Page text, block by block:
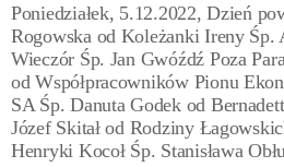
Poniedziałek, 5.12.2022, Dzień
Rogowska od Koleżanki Ireny
Wieczór Śp. Jan Gwóźdź Poza
od Współpracowników Pionu
SA Śp. Danuta Godek od
Józef Skitał od Rodziny
Henryki Kocoł Śp. Stanisława